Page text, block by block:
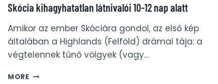
Skócia kihagyhatatlan látnivalói 10-12 nap alatt
Amikor az ember Skóciára gondol, az első kép
általában a Highlands (Felföld) drámai tája: a
végtelennek tűnő völgyek (vagy…
MORE SKÓCIA